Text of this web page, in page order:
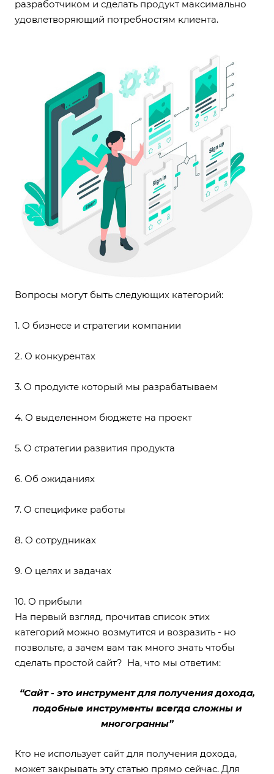
разработчиком и сделать продукт максимально
удовлетворяющий потребностям клиента.
Вопросы могут быть следующих категорий:
1. О бизнесе и стратегии компании
2. О конкурентах
3. О продукте который мы разрабатываем
4. О выделенном бюджете на проект
5. О стратегии развития продукта
6. Об ожиданиях
7. О специфике работы
8. О сотрудниках
9. О целях и задачах
10. О прибыли
На первый взгляд, прочитав список этих
категорий можно возмутится и возразить - но
позвольте, а зачем вам так много знать чтобы
сделать простой сайт? На, что мы ответим:
“Сайт - это инструмент для получения дохода,
подобные инструменты всегда сложны и
многогранны”
Кто не использует сайт для получения дохода,
может закрывать эту статью прямо сейчас. Для